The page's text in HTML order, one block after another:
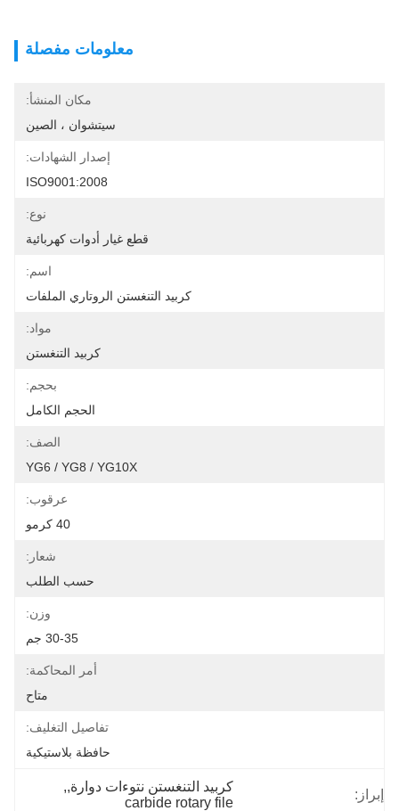
معلومات مفصلة
مكان المنشأ:
سيتشوان ، الصين
إصدار الشهادات:
ISO9001:2008
نوع:
قطع غيار أدوات كهربائية
اسم:
كربيد التنغستن الروتاري الملفات
مواد:
كربيد التنغستن
بحجم:
الحجم الكامل
الصف:
YG6 / YG8 / YG10X
عرقوب:
40 كرمو
شعار:
حسب الطلب
وزن:
30-35 جم
أمر المحاكمة:
متاح
تفاصيل التغليف:
حافظة بلاستيكية
إبراز:
كربيد التنغستن نتوءات دوارة,,
carbide rotary file